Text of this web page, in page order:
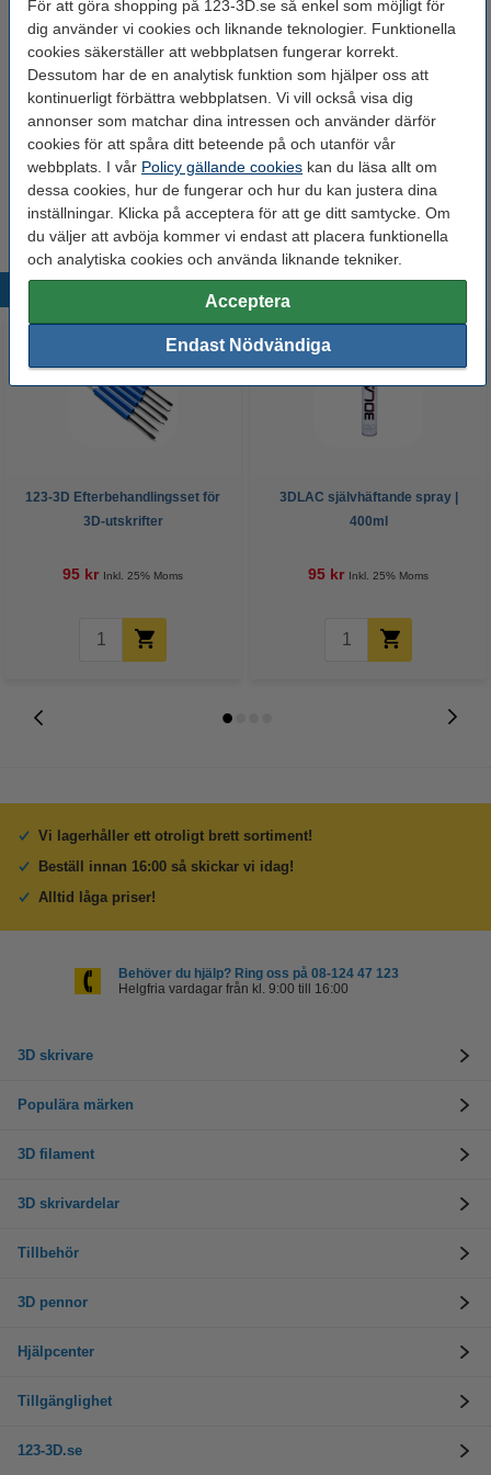
För att göra shopping på 123-3D.se så enkel som möjligt för
dig använder vi cookies och liknande teknologier. Funktionella
cookies säkerställer att webbplatsen fungerar korrekt.
Dessutom har de en analytisk funktion som hjälper oss att
kontinuerligt förbättra webbplatsen. Vi vill också visa dig
annonser som matchar dina intressen och använder därför
cookies för att spåra ditt beteende på och utanför vår
webbplats. I vår Policy gällande cookies kan du läsa allt om
dessa cookies, hur de fungerar och hur du kan justera dina
inställningar. Klicka på acceptera för att ge ditt samtycke. Om
du väljer att avböja kommer vi endast att placera funktionella
och analytiska cookies och använda liknande tekniker.
Acceptera
Endast Nödvändiga
Produktkod: DAR02393
Se specifikationerna och beskrivningen
i lager
Beställ nu så skickar vi på måndag!
10% rabatt:
67,50 kr Köp
Extra information
Säkerhetsdatablad
123-3D Efterbehandlingsset för
3D-utskrifter
95 kr Inkl. 25% Moms
3DLAC självhäftande spray |
400ml
95 kr Inkl. 25% Moms
Vi lagerhåller ett otroligt brett sortiment!
Beställ innan 16:00 så skickar vi idag!
Alltid låga priser!
Behöver du hjälp? Ring oss på 08-124 47 123
Helgfria vardagar från kl. 9:00 till 16:00
3D skrivare
Populära märken
3D filament
3D skrivardelar
Tillbehör
3D pennor
Hjälpcenter
Tillgänglighet
123-3D.se